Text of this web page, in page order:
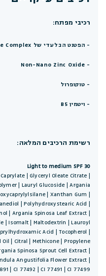
רכיבי מפתח:
- הפטנט הבלעדי של FRÉ: Argania Active Complex™
- Non-Nano Zinc Oxide
- טוקופרול
- ויטמין B5
רשימת הרכיבים המלאה:
Light to medium SPF 30
| Glyceryl Oleate Citrate |
| Lauryl Glucoside | Argania
| Xanthan Gum |
| Polyhydroxystearic Acid |
| Argania Spinosa Leaf Extract |
| Isomalt | Maltodextrin | Lauroyl
Acid | Tocopherol |
| Citral | Methicone | Propylene
Spinosa Sprout Cell Extract |
Angustifolia Flower Extract |
| CI 77492 | CI 77491 | CI 77499.